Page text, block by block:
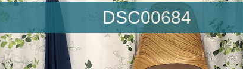
DSC00684